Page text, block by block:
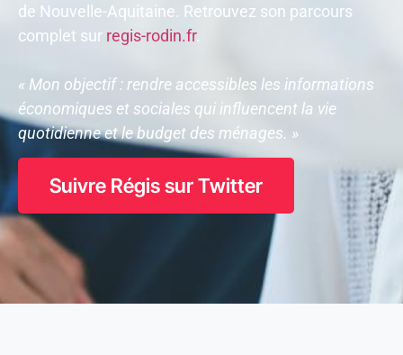
de Nouvelle-Aquitaine. Retrouvez son parcours
complet sur regis-rodin.fr.
« Mon objectif : rendre accessibles les informations
économiques et sociales qui influencent la vie
quotidienne et le budget des ménages. »
Suivre Régis sur Twitter